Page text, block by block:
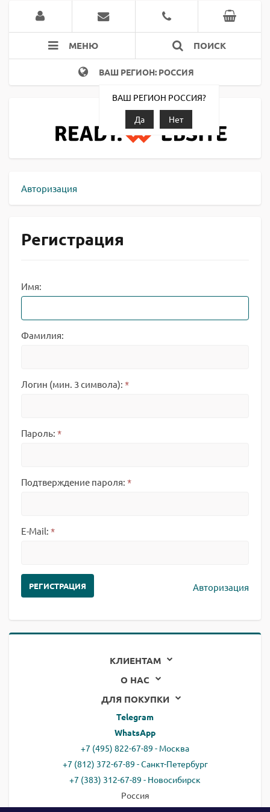
МЕНЮ ПОИСК
ВАШ РЕГИОН: РОССИЯ
ВАШ РЕГИОН РОССИЯ?
Да
Нет
Авторизация
Регистрация
Имя:
Фамилия:
Логин (мин. 3 символа): *
Пароль: *
Подтверждение пароля: *
E-Mail: *
Авторизация
КЛИЕНТАМ
О НАС
ДЛЯ ПОКУПКИ
Telegram
WhatsApp
+7 (495) 822-67-89 - Москва
+7 (812) 372-67-89 - Санкт-Петербург
+7 (383) 312-67-89 - Новосибирск
Россия